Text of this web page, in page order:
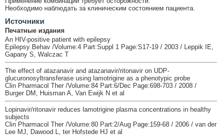
Необходимо наблюдать за клиническим состоянием пациента.
Источники
Печатные издания
An HIV-positive patient with epilepsy
Epilepsy Behav /Volume:4 Part:Suppl 1 Page:S17-19 / 2003 / Leppik IE,
Gapany S, Walczac T
The effect of atazanavir and atazanavir/ritonavir on UDP-
glucuronosyltransferase using lamotrigine as a phenotypic probe
Clin Pharmacol Ther /Volume:84 Part:6/Dec Page:698-703 / 2008 /
Burger DM, Huisman A, Van Ewijk N et al
Lopinavir/ritonavir reduces lamotrigine plasma concentrations in healthy
subjects
Clin Pharmacol Ther /Volume:80 Part:2/Aug Page:159-68 / 2006 / van der
Lee MJ, Dawood L, ter Hofstede HJ et al